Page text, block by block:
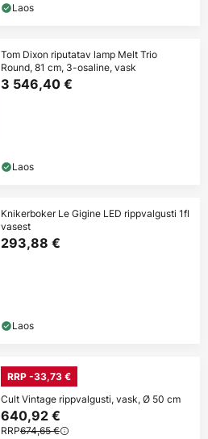
Laos
Tom Dixon riputatav lamp Melt Trio
Round, 81 cm, 3-osaline, vask
3 546,40 €
Laos
Knikerboker Le Gigine LED rippvalgusti 1fl
vasest
293,88 €
Laos
RRP -33,73 €
Cult Vintage rippvalgusti, vask, Ø 50 cm
640,92 €
RRP674,65 €